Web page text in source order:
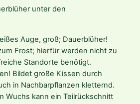
unter den
Auge, groß; Dauerblüher!
Frost; hierfür werden nicht zu
Standorte benötigt.
Bildet große Kissen durch
in Nachbarpflanzen kletternd.
Wuchs kann ein Teilrückschnitt